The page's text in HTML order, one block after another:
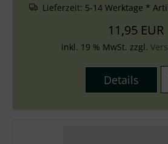
Lieferzeit: 5-14 Werktage *
11,95 EUR
inkl. 19 % MwSt. zzgl.
Details